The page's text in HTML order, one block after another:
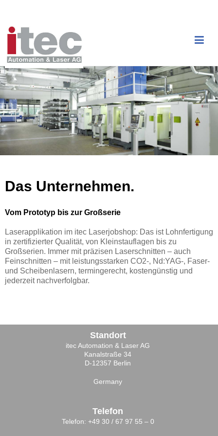
Das Unternehmen.
Vom Prototyp bis zur Großserie
Laserapplikation im itec Laserjobshop: Das ist Lohnfertigung
in zertifizierter Qualität, von Kleinstauflagen bis zu
Großserien. Immer mit präzisen Laserschnitten – auch
Feinschnitten – mit leistungsstarken CO2-, Nd:YAG-, Faser-
und Scheibenlasern, termingerecht, kostengünstig und
jederzeit nachverfolgbar.
Standort
itec Automation & Laser AG
Kanalstraße 34
D-12357 Berlin
Germany
Telefon
Telefon: +49 30 / 67 97 55 – 0